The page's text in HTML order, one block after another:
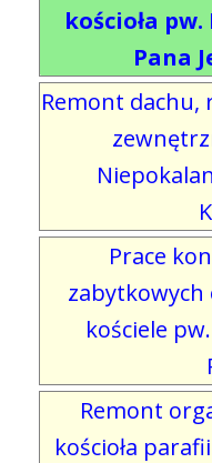
kościoła
Pana
Remont dachu,
Prace
zabytkowych
kościele
Remont
kościoła